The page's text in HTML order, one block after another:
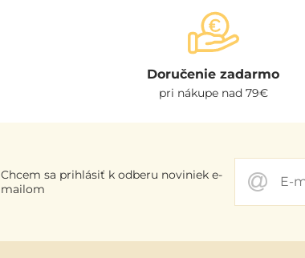
Doručenie zadarmo
pri nákupe nad 79€
Chcem sa prihlásiť k odberu noviniek e-
mailom